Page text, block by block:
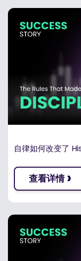
自律如何改变了
查看详情 ›